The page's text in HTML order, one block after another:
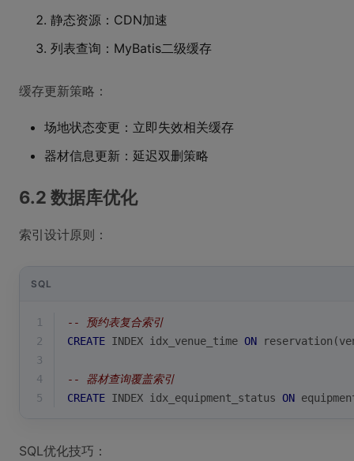
静态资源：CDN加速
列表查询：MyBatis二级缓存
缓存更新策略：
场地状态变更：立即失效相关缓存
器材信息更新：延迟双删策略
6.2 数据库优化
索引设计原则：
SQL
1
-- 预约表复合索引
2
CREATE INDEX idx_venue_time ON
3
4
-- 器材查询覆盖索引
5
CREATE INDEX idx_equipment_status ON
SQL优化技巧：